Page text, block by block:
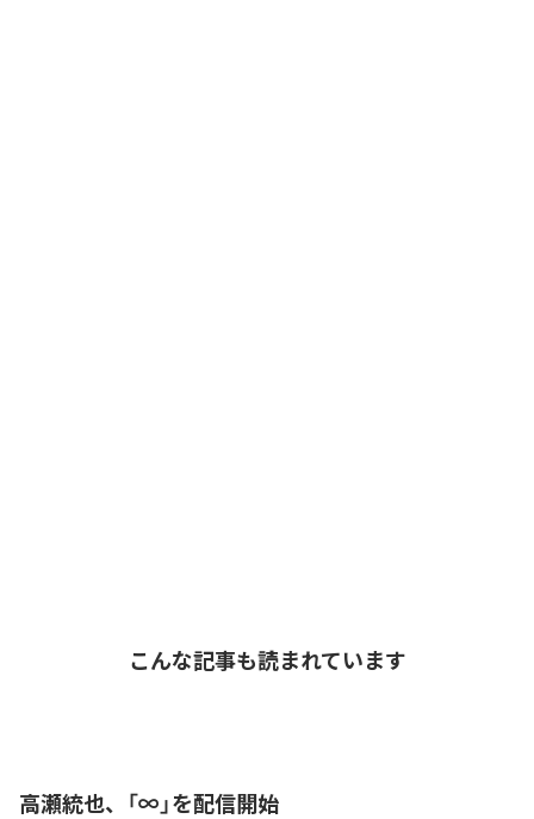
こんな記事も読まれています
高瀬統也、「∞」を配信開始